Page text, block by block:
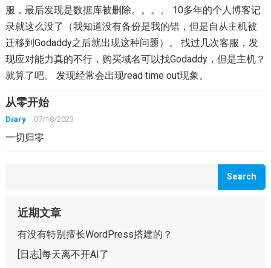
服，最后发现是数据库被删除。。。。 10多年的个人博客记
录就这么没了（我知道没有备份是我的错，但是自从主机被
迁移到Godaddy之后就出现这种问题）。 找过几次客服，发
现应对能力真的不行，购买域名可以找Godaddy，但是主机？
就算了吧。 发现经常会出现read time out现象。
从零开始
Diary 07/18/2023
一切归零
Search
近期文章
有没有特别擅长WordPress搭建的？
[日志]每天离不开AI了